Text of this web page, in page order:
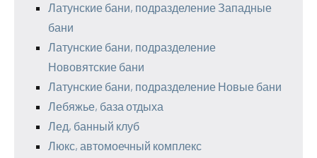
Латунские бани, подразделение Западные
бани
Латунские бани, подразделение
Нововятские бани
Латунские бани, подразделение Новые бани
Лебяжье, база отдыха
Лед, банный клуб
Люкс, автомоечный комплекс